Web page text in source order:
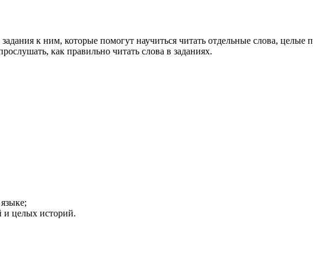
к ним, которые помогут научиться читать отдельные слова, целые
как правильно читать слова в заданиях.
и целых историй.